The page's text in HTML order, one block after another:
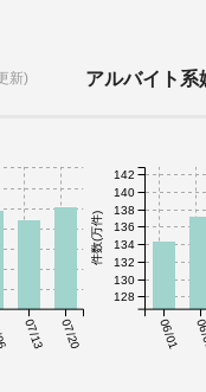
新)
07/13 07/20
アルバイト系
06/01
件数(万件)
128
130
132
134
136
138
140
142